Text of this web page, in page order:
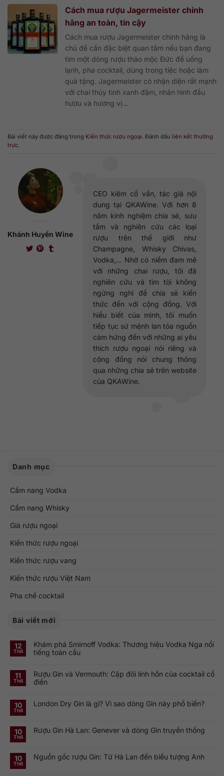
Cách mua rượu Jagermeister chính
hãng an toàn, tin cậy
Cách mua rượu Jagermeister chính hãng là
chủ đề cần đặc biệt quan tâm nếu bạn đang
tìm một dòng rượu thảo mộc Đức để uống
lạnh, pha cocktail, dùng trong tiệc hoặc làm
quà tặng. Jagermeister có nhận diện rất mạnh
với chai thủy tinh xanh đậm, nhãn hình đầu
hươu và hương vị...
Bài viết này được đăng trong Kiến thức rượu ngoại. Đánh dấu liên kết thường
trực.
Khánh Huyền Wine
CEO kiêm cố vấn, tác giả nội
dung tại QKAWine. Với hơn 8
năm kinh nghiệm chia sẻ, sưu
tầm và nghiên cứu các loại
rượu trên thế giới như
Champagne, Whisky Chivas,
Vodka,... Nhờ có niềm đam mê
với những chai rượu, tôi đã
nghiên cứu và tìm tòi không
ngừng nghỉ để chia sẻ kiến
thức đến với cộng đồng. Với
hiểu biết của mình, tôi muốn
tiếp tục sứ mệnh lan tỏa nguồn
cảm hứng đến với những ai yêu
thích rượu ngoại nói riêng và
cộng đồng nói chung thông
qua những chia sẻ trên website
của QKAWine.
Danh mục
Cẩm nang Vodka
Cẩm nang Whisky
Giá rượu ngoại
Kiến thức rượu ngoại
Kiến thức rượu vang
Kiến thức rượu Việt Nam
Pha chế cocktail
Bài viết mới
12
Th6
Khám phá Smirnoff Vodka: Thương hiệu Vodka Nga nổi
tiếng toàn cầu
bình
luận
ở
Vodka:
Nga
nổi
11
Th6
Rượu Gin và Vermouth: Cặp đôi linh hồn của cocktail cổ
điển
bình
luận
và
Vermouth:
hồn
của
10
Th6
London Dry Gin là gì? Vì sao dòng Gin này phổ biến?
luận
ở
là
10
Th6
Rượu Gin Hà Lan: Genever và dòng Gin truyền thống
luận
ở
10
Th6
Nguồn gốc rượu Gin: Từ Hà Lan đến biểu tượng Anh